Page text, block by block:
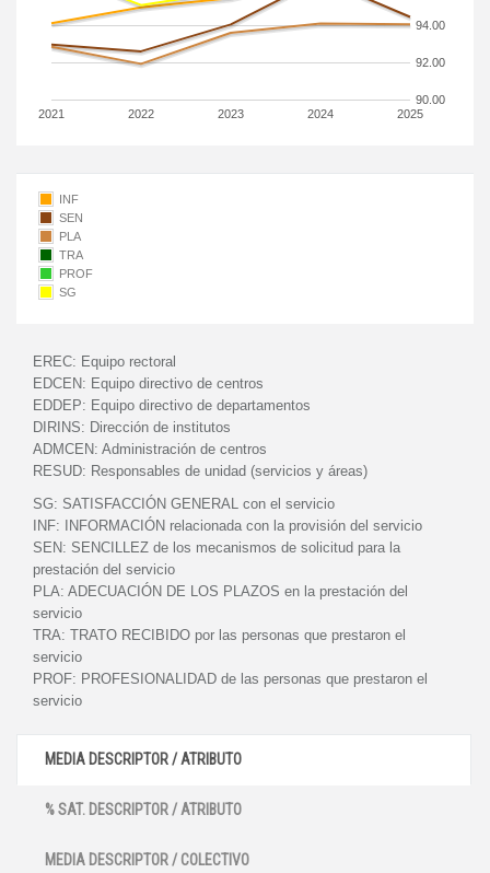
2021 2022 2023 2024 2025
90.00
92.00
94.00
INF
SEN
PLA
TRA
PROF
SG
EREC: Equipo rectoral
EDCEN: Equipo directivo de centros
EDDEP: Equipo directivo de departamentos
DIRINS: Dirección de institutos
ADMCEN: Administración de centros
RESUD: Responsables de unidad (servicios y áreas)
SG: SATISFACCIÓN GENERAL con el servicio
INF:
INFORMACIÓN relacionada con la provisión del servicio
SEN: SENCILLEZ de los mecanismos de solicitud para la
prestación del servicio
PLA: ADECUACIÓN DE LOS PLAZOS en la prestación del
servicio
TRA: TRATO RECIBIDO por las personas que prestaron el
servicio
PROF: PROFESIONALIDAD de las personas que prestaron el
servicio
MEDIA DESCRIPTOR / ATRIBUTO
% SAT. DESCRIPTOR / ATRIBUTO
MEDIA DESCRIPTOR / COLECTIVO